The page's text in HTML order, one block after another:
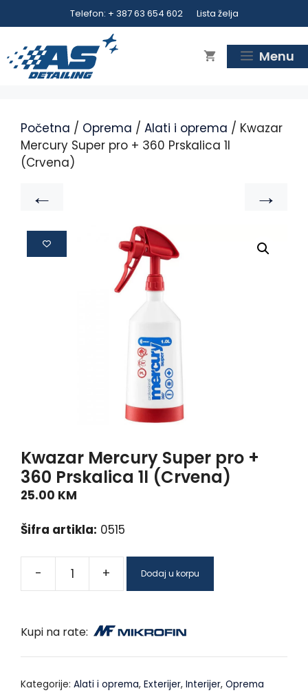
Telefon: + 387 63 654 602 Lista želja
Menu
Početna / Oprema / Alati i oprema / Kwazar
Mercury Super pro + 360 Prskalica 1l
(Crvena)
← →
Kwazar Mercury Super pro +
360 Prskalica 1l (Crvena)
25.00 KM
Šifra artikla: 0515
- + Dodaj u korpu
Kupi na rate:
Kategorije: Alati i oprema, Exterijer, Interijer, Oprema